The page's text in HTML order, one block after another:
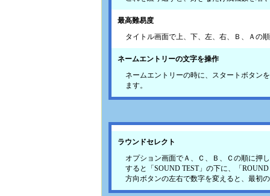
最高難易度
タイトル画面で上、下、左、右、Ｂ、Ａの
ネームエントリーの文字を操作
ネームエントリーの時に、スタートボタン
ます。
ラウンドセレクト
オプション画面でＡ、Ｃ、Ｂ、Ｃの順に押
すると「SOUND TEST」の下に、「
方向ボタンの左右で数字を変えると、最初